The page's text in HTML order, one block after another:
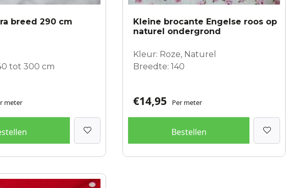
breed 290 cm
tot 300 cm
meter
Kleine brocante Engelse roos op
naturel ondergrond
Kleur: Roze, Naturel
Breedte: 140
€14,95 Per meter
Bestellen